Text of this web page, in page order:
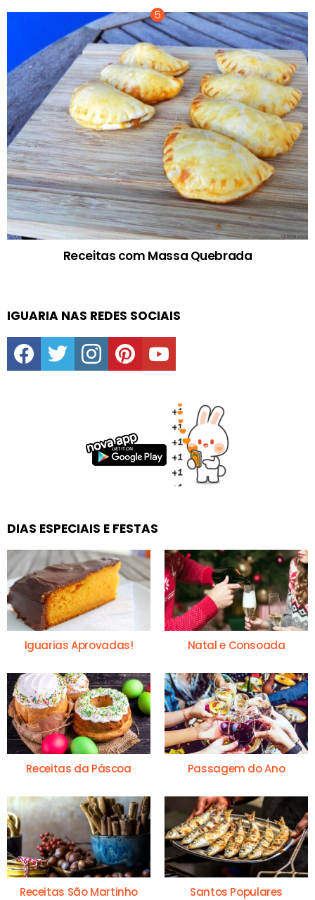
Receitas com Massa Quebrada
IGUARIA NAS REDES SOCIAIS
facebooktwitter instagrampinterestyoutube
DIAS ESPECIAIS E FESTAS
Iguarias Aprovadas! Natal e Consoada
Receitas da Páscoa Passagem do Ano
Receitas São Martinho Santos Populares